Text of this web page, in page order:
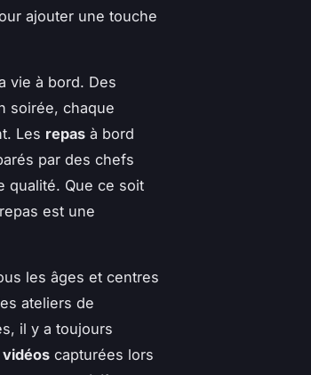
ajouter une touche
vie à bord. Des
soirée, chaque
Les repas à bord
par des chefs
qualité. Que ce soit
est une
les âges et centres
ateliers de
il y a toujours
vidéos capturées lors